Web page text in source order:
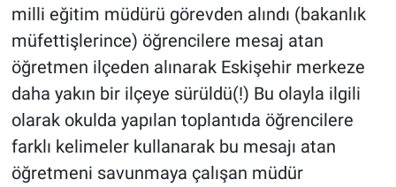
milli eğitim müdürü görevden alındı (bakanlık
müfettişlerince) öğrencilere mesaj atan
öğretmen ilçeden alınarak Eskişehir merkeze
daha yakın bir ilçeye sürüldü(!) Bu olayla ilgili
olarak okulda yapılan toplantıda öğrencilere
farklı kelimeler kullanarak bu mesajı atan
öğretmeni savunmaya çalışan müdür